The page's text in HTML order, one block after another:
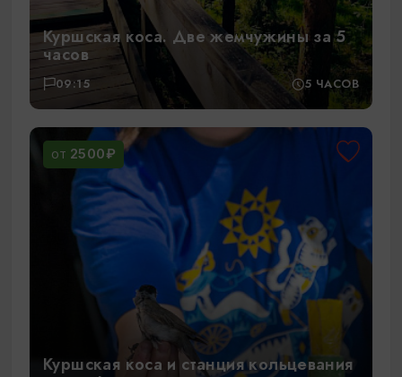
Куршская коса. Две жемчужины за 5
часов
09:15 5 ЧАСОВ
ОТ 2500₽
Куршская коса и станция кольцевания